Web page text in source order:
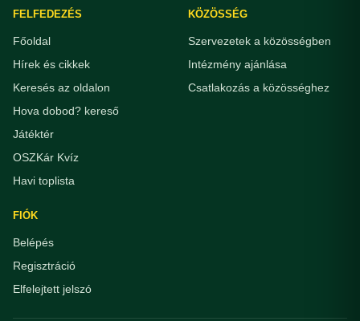
FELFEDEZÉS
Főoldal
Hírek és cikkek
Keresés az oldalon
Hova dobod? kereső
Játéktér
OSZKár Kvíz
Havi toplista
KÖZÖSSÉG
Szervezetek a közösségben
Intézmény ajánlása
Csatlakozás a közösséghez
FIÓK
Belépés
Regisztráció
Elfelejtett jelszó